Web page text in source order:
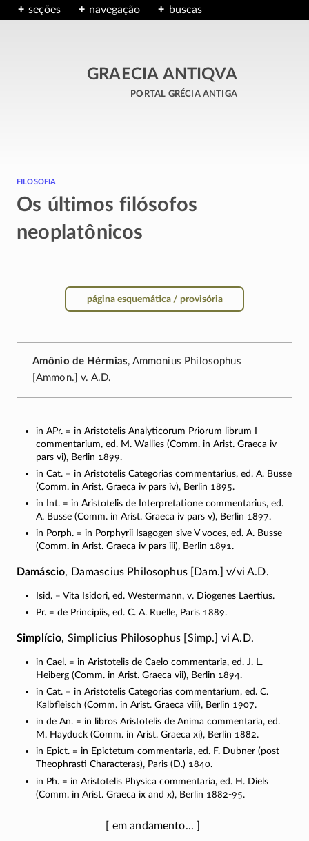
seções navegação buscas
GRAECIA ANTIQVA
portal grécia antiga
filosofia
Os últimos filósofos
neoplatônicos
página esquemática / provisória
Amônio de Hérmias, Ammonius Philosophus
[Ammon.] v. A.D.
in APr. = in Aristotelis Analyticorum Priorum librum I
commentarium, ed. M. Wallies (Comm. in Arist. Graeca iv
pars vi), Berlin 1899.
in Cat. = in Aristotelis Categorias commentarius, ed. A. Busse
(Comm. in Arist. Graeca iv pars iv), Berlin 1895.
in Int. = in Aristotelis de Interpretatione commentarius, ed.
A. Busse (Comm. in Arist. Graeca iv pars v), Berlin 1897.
in Porph. = in Porphyrii Isagogen sive V voces, ed. A. Busse
(Comm. in Arist. Graeca iv pars iii), Berlin 1891.
Damáscio, Damascius Philosophus [Dam.] v/vi A.D.
Isid. = Vita Isidori, ed. Westermann, v. Diogenes Laertius.
Pr. = de Principiis, ed. C. A. Ruelle, Paris 1889.
Simplício, Simplicius Philosophus [Simp.] vi A.D.
in Cael. = in Aristotelis de Caelo commentaria, ed. J. L.
Heiberg (Comm. in Arist. Graeca vii), Berlin 1894.
in Cat. = in Aristotelis Categorias commentarium, ed. C.
Kalbfleisch (Comm. in Arist. Graeca viii), Berlin 1907.
in de An. = in libros Aristotelis de Anima commentaria, ed.
M. Hayduck (Comm. in Arist. Graeca xi), Berlin 1882.
in Epict. = in Epictetum commentaria, ed. F. Dubner (post
Theophrasti Characteras), Paris (D.) 1840.
in Ph. = in Aristotelis Physica commentaria, ed. H. Diels
(Comm. in Arist. Graeca ix and x), Berlin 1882-95.